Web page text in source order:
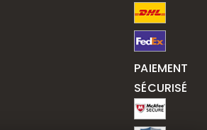
PAIEMENT
SÉCURISÉ